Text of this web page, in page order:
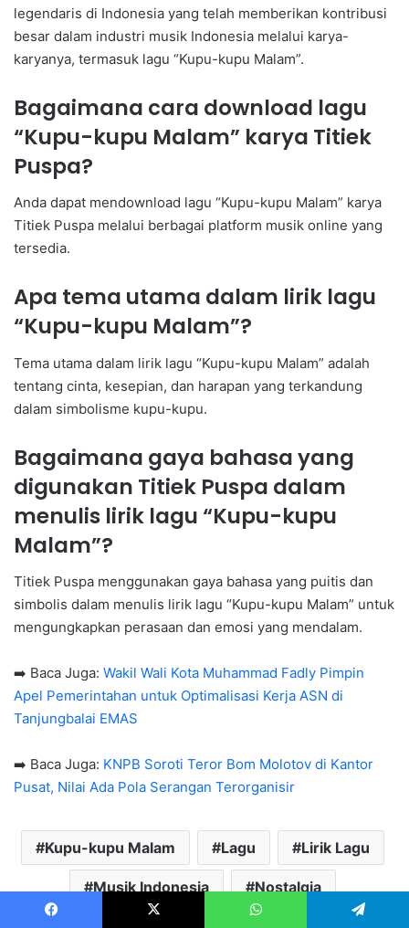
legendaris di Indonesia yang telah memberikan kontribusi
besar dalam industri musik Indonesia melalui karya-
karyanya, termasuk lagu “Kupu-kupu Malam”.
Bagaimana cara download lagu
“Kupu-kupu Malam” karya Titiek
Puspa?
Anda dapat mendownload lagu “Kupu-kupu Malam” karya
Titiek Puspa melalui berbagai platform musik online yang
tersedia.
Apa tema utama dalam lirik lagu
“Kupu-kupu Malam”?
Tema utama dalam lirik lagu “Kupu-kupu Malam” adalah
tentang cinta, kesepian, dan harapan yang terkandung
dalam simbolisme kupu-kupu.
Bagaimana gaya bahasa yang
digunakan Titiek Puspa dalam
menulis lirik lagu “Kupu-kupu
Malam”?
Titiek Puspa menggunakan gaya bahasa yang puitis dan
simbolis dalam menulis lirik lagu “Kupu-kupu Malam” untuk
mengungkapkan perasaan dan emosi yang mendalam.
➡️ Baca Juga: Wakil Wali Kota Muhammad Fadly Pimpin
Apel Pemerintahan untuk Optimalisasi Kerja ASN di
Tanjungbalai EMAS
➡️ Baca Juga: KNPB Soroti Teror Bom Molotov di Kantor
Pusat, Nilai Ada Pola Serangan Terorganisir
Kupu-kupu Malam Lagu Lirik Lagu
Musik Indonesia Nostalgia